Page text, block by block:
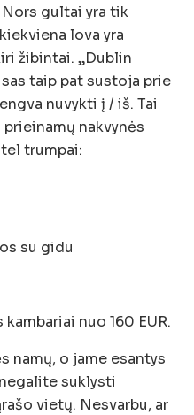
gultai yra tik
lova yra
žibintai. „Dublin
taip pat sustoja prie
nuvykti į / iš. Tai
nakvynės
trumpai:
su gidu
nuo 160 EUR.
namų, o jame esantys
suklysti
vietų. Nesvarbu, ar